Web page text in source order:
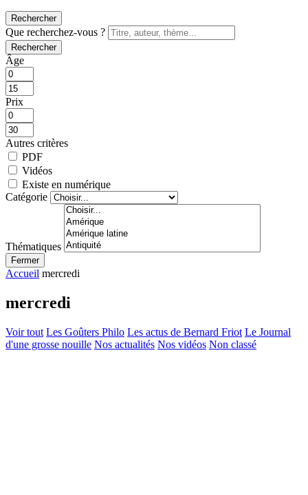
Rechercher
Que recherchez-vous ?
Rechercher
Âge
Prix
Autres critères
PDF
Vidéos
Existe en numérique
Catégorie
Thématiques
Fermer
Accueil mercredi
mercredi
Voir tout Les Goûters Philo Les actus de Bernard Friot Le Journal
d'une grosse nouille Nos actualités Nos vidéos Non classé